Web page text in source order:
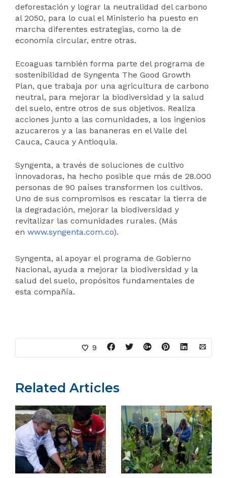
deforestación y lograr la neutralidad del carbono
al 2050, para lo cual el Ministerio ha puesto en
marcha diferentes estrategias, como la de
economía circular, entre otras.
Ecoaguas también forma parte del programa de
sostenibilidad de Syngenta The Good Growth
Plan, que trabaja por una agricultura de carbono
neutral, para mejorar la biodiversidad y la salud
del suelo, entre otros de sus objetivos. Realiza
acciones junto a las comunidades, a los ingenios
azucareros y a las bananeras en el Valle del
Cauca, Cauca y Antioquia.
Syngenta, a través de soluciones de cultivo
innovadoras, ha hecho posible que más de 28.000
personas de 90 países transformen los cultivos.
Uno de sus compromisos es rescatar la tierra de
la degradación, mejorar la biodiversidad y
revitalizar las comunidades rurales. (Más
en www.syngenta.com.co).
Syngenta, al apoyar el programa de Gobierno
Nacional, ayuda a mejorar la biodiversidad y la
salud del suelo, propósitos fundamentales de
esta compañía.
9
Related Articles